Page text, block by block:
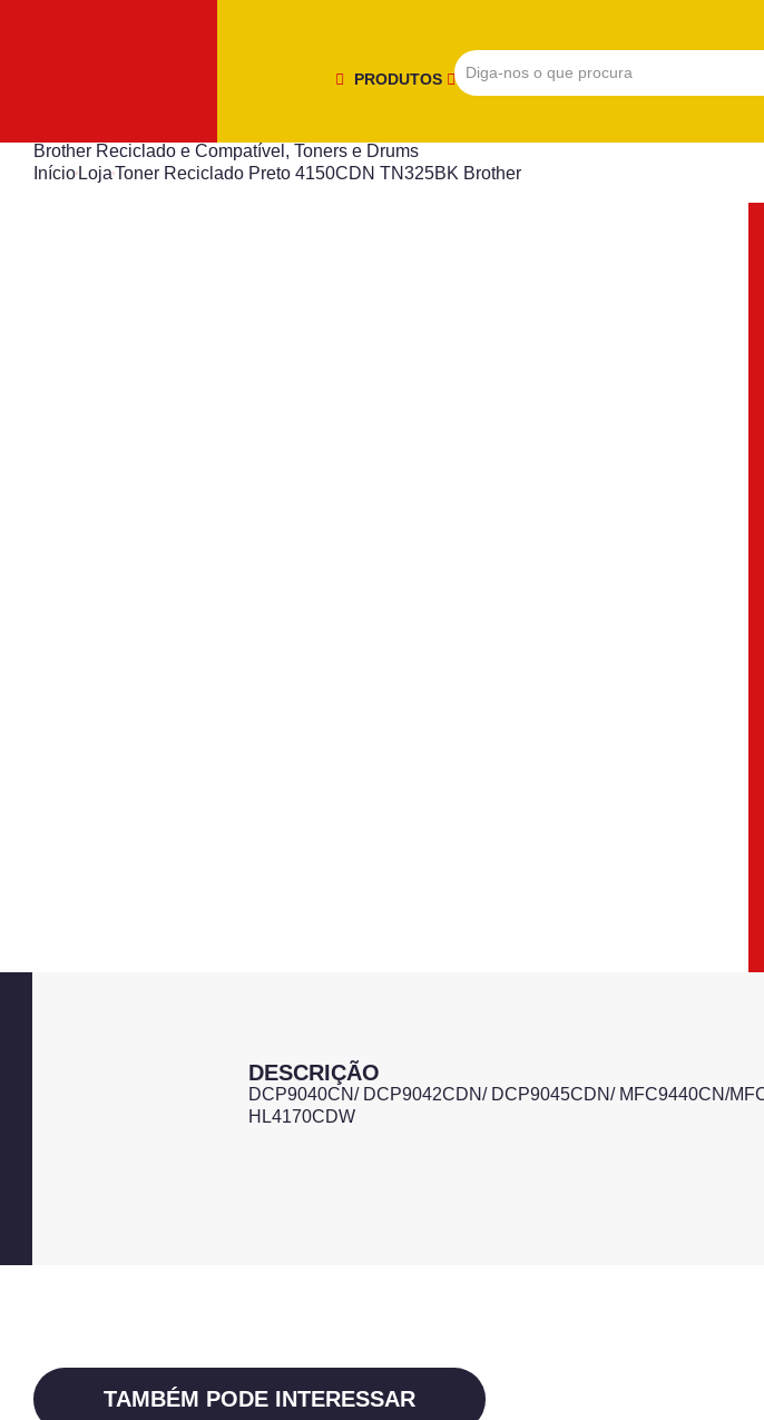
PRODUTOS
Brother Reciclado e Compatível , Toners e Drums
Início LojaToner Reciclado Preto 4150CDN TN325BK Brother
DESCRIÇÃO
DCP9040CN/ DCP9042CDN/ DCP9045CDN/ MFC9440CN/
HL4170CDW
TAMBÉM PODE INTERESSAR